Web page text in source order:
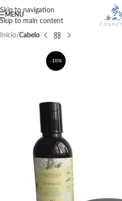
Skip to navigation
Skip to main content
MENU
Início Cabelo
-10%